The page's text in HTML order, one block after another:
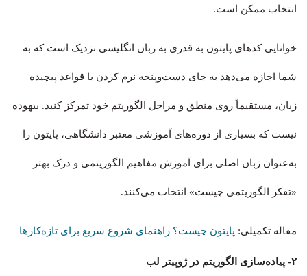
انتخاب ممکن است.
خوانایی کدهای پایتون به قدری به زبان انگلیسی نزدیک است که به
شما اجازه می‌دهد به جای دست‌وپنجه نرم کردن با قواعد پیچیده
زبان، مستقیماً روی منطق و مراحل الگوریتم خود تمرکز کنید. بیهوده
نیست که بسیاری از دوره‌های آموزشی معتبر دانشگاهی، پایتون را
به‌عنوان زبان اصلی برای آموزش مفاهیم الگوریتمی و درک بهتر
«تفکر الگوریتمی چیست» انتخاب می‌کنند.
مقاله تکمیلی: پایتون چیست؟ راهنمای شروع سریع برای تازه‌کارها
۲- پیاده‌سازی الگوریتم در ژوپیتر لب